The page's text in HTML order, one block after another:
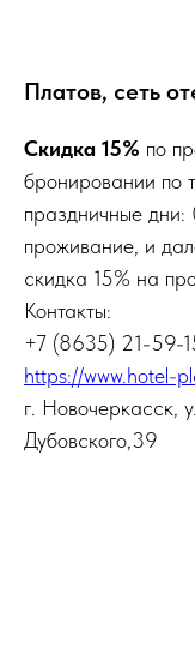
Платов, сеть
Скидка 15% по
бронировании по
праздничные
проживание, и
скидка 15% на
Контакты:
+7 (8635) 21-59-
https://www.hotel-
г. Новочеркасск,
Дубовского,39